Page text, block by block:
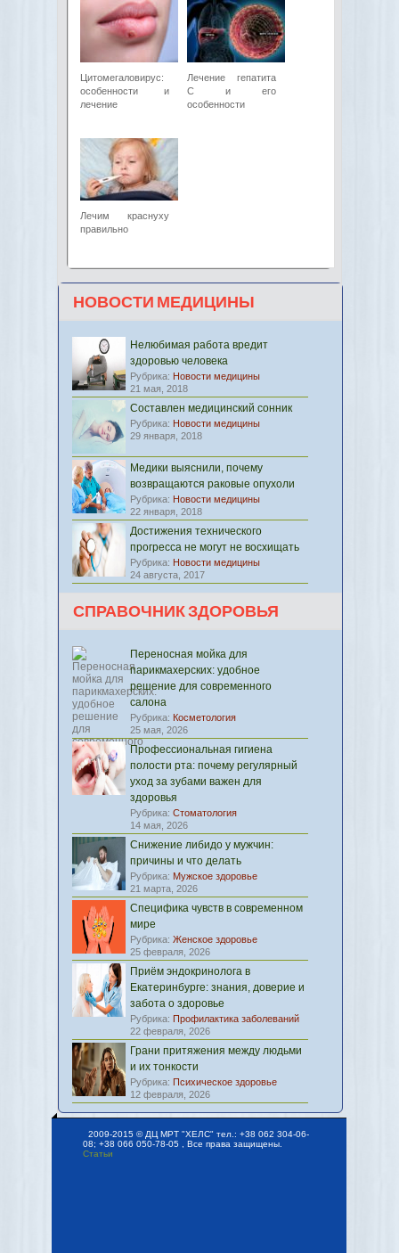
Цитомегаловирус:
особенности и
лечение
Лечение гепатита
C и его
особенности
Лечим краснуху
правильно
НОВОСТИ МЕДИЦИНЫ
Нелюбимая работа вредит
здоровью человека
Рубрика: Новости медицины
21 мая, 2018
Составлен медицинский сонник
Рубрика: Новости медицины
29 января, 2018
Медики выяснили, почему
возвращаются раковые опухоли
Рубрика: Новости медицины
22 января, 2018
Достижения технического
прогресса не могут не восхищать
Рубрика: Новости медицины
24 августа, 2017
СПРАВОЧНИК ЗДОРОВЬЯ
Переносная мойка для
парикмахерских: удобное
решение для современного
салона
Рубрика: Косметология
25 мая, 2026
Профессиональная гигиена
полости рта: почему регулярный
уход за зубами важен для
здоровья
Рубрика: Стоматология
14 мая, 2026
Снижение либидо у мужчин:
причины и что делать
Рубрика: Мужское здоровье
21 марта, 2026
Специфика чувств в современном
мире
Рубрика: Женское здоровье
25 февраля, 2026
Приём эндокринолога в
Екатеринбурге: знания, доверие и
забота о здоровье
Рубрика: Профилактика заболеваний
22 февраля, 2026
Грани притяжения между людьми
и их тонкости
Рубрика: Психическое здоровье
12 февраля, 2026
2009-2015 © ДЦ МРТ "ХЕЛС" тел.: +38 062 304-06-
08; +38 066 050-78-05 , Все права защищены.
Статьи